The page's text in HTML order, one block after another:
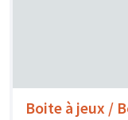
Boite à jeux /